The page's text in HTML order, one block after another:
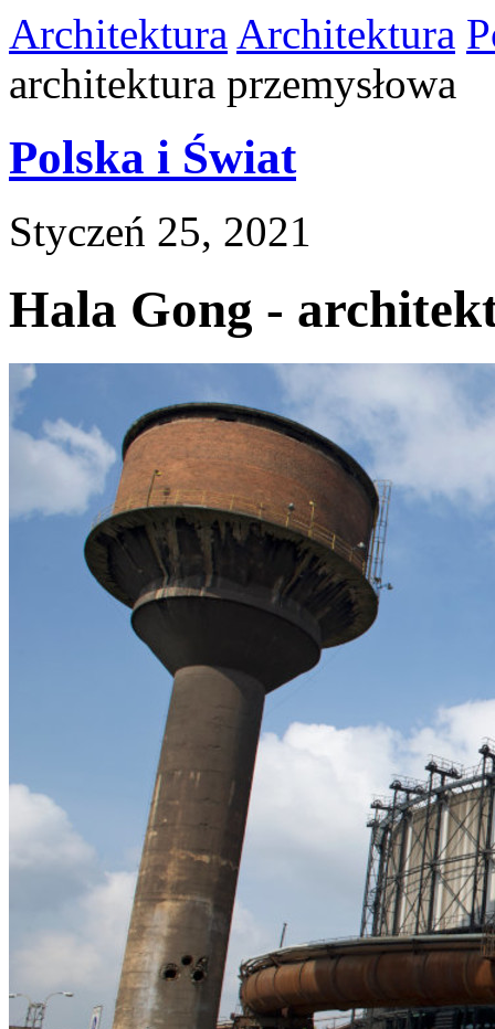
Architektura Architektura
architektura przemysłowa
Polska i Świat
Styczeń 25, 2021
Hala Gong -